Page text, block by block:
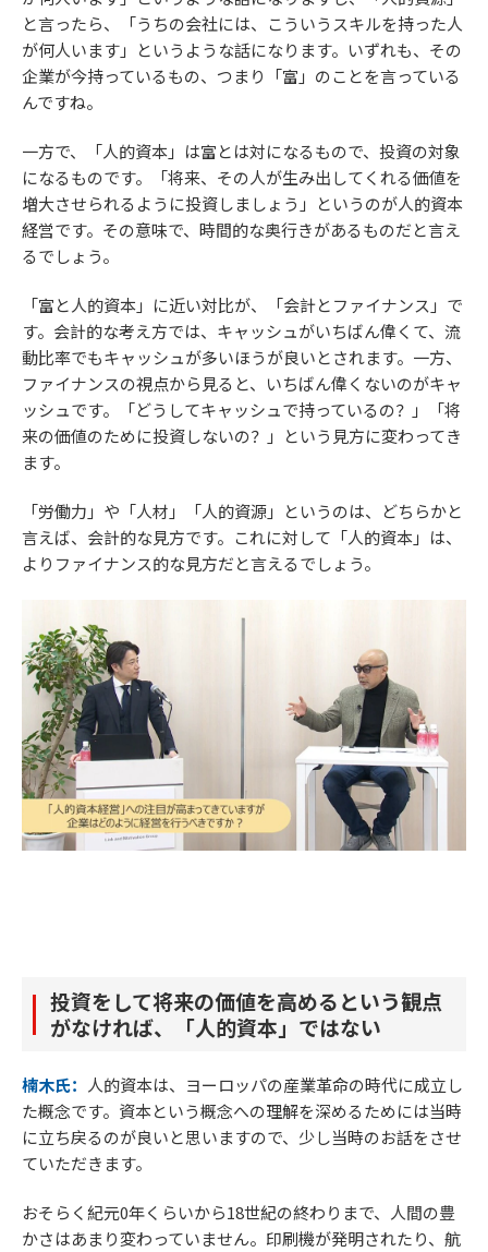
と言ったら、「うちの会社には、こういうスキルを持った人
が何人います」というような話になります。いずれも、その
企業が今持っているもの、つまり「富」のことを言っている
んですね。
一方で、「人的資本」は富とは対になるもので、投資の対象
になるものです。「将来、その人が生み出してくれる価値を
増大させられるように投資しましょう」というのが人的資本
経営です。その意味で、時間的な奥行きがあるものだと言え
るでしょう。
「富と人的資本」に近い対比が、「会計とファイナンス」で
す。会計的な考え方では、キャッシュがいちばん偉くて、流
動比率でもキャッシュが多いほうが良いとされます。一方、
ファイナンスの視点から見ると、いちばん偉くないのがキャ
ッシュです。「どうしてキャッシュで持っているの？」「将
来の価値のために投資しないの？」という見方に変わってき
ます。
「労働力」や「人材」「人的資源」というのは、どちらかと
言えば、会計的な見方です。これに対して「人的資本」は、
よりファイナンス的な見方だと言えるでしょう。
投資をして将来の価値を高めるという観点
がなければ、「人的資本」ではない
楠木氏： 人的資本は、ヨーロッパの産業革命の時代に成立し
た概念です。資本という概念への理解を深めるためには当時
に立ち戻るのが良いと思いますので、少し当時のお話をさせ
ていただきます。
おそらく紀元0年くらいから18世紀の終わりまで、人間の豊
かさはあまり変わっていません。印刷機が発明されたり、航